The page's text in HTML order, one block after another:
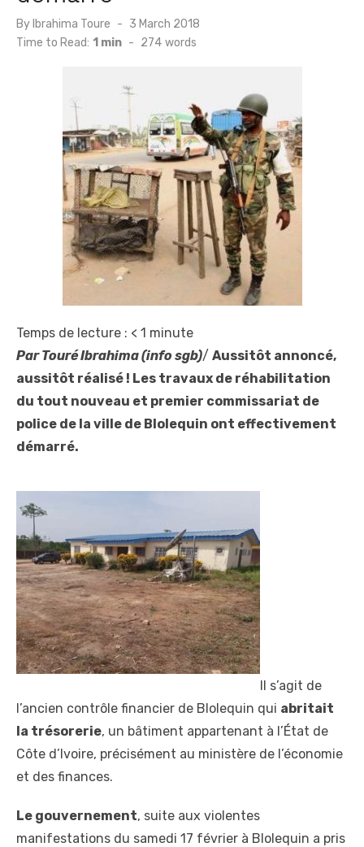
By Ibrahima Toure
Posted
3 March 2018
Time to Read: 1 min - 274 words
Temps de lecture : < 1 minute
Par Touré Ibrahima (info sgb)/ Aussitôt annoncé,
aussitôt réalisé ! Les travaux de réhabilitation
du tout nouveau et premier commissariat de
police de la ville de Blolequin ont effectivement
démarré.
Il s’agit de
l’ancien contrôle financier de Blolequin qui abritait
la trésorerie, un bâtiment appartenant à l’État de
Côte d’Ivoire, précisément au ministère de l’économie
et des finances.
Le gouvernement, suite aux violentes
manifestations du samedi 17 février à Blolequin a pris